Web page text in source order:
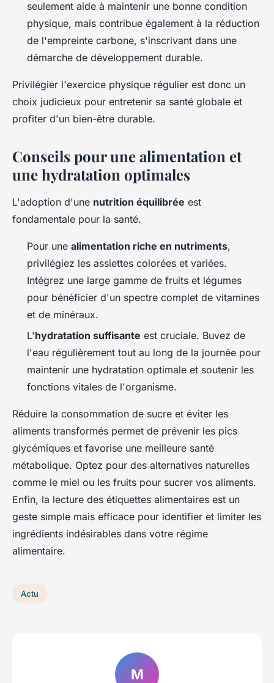
seulement aide à maintenir une bonne condition
physique, mais contribue également à la réduction
de l'empreinte carbone, s'inscrivant dans une
démarche de développement durable.
Privilégier l'exercice physique régulier est donc un
choix judicieux pour entretenir sa santé globale et
profiter d'un bien-être durable.
Conseils pour une alimentation et
une hydratation optimales
L'adoption d'une nutrition équilibrée est
fondamentale pour la santé.
Pour une alimentation riche en nutriments,
privilégiez les assiettes colorées et variées.
Intégrez une large gamme de fruits et légumes
pour bénéficier d'un spectre complet de vitamines
et de minéraux.
L'hydratation suffisante est cruciale. Buvez de
l'eau régulièrement tout au long de la journée pour
maintenir une hydratation optimale et soutenir les
fonctions vitales de l'organisme.
Réduire la consommation de sucre et éviter les
aliments transformés permet de prévenir les pics
glycémiques et favorise une meilleure santé
métabolique. Optez pour des alternatives naturelles
comme le miel ou les fruits pour sucrer vos aliments.
Enfin, la lecture des étiquettes alimentaires est un
geste simple mais efficace pour identifier et limiter les
ingrédients indésirables dans votre régime
alimentaire.
Actu
M